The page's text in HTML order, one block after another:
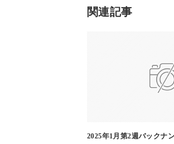
関連記事
2025年1月第2週バックナ